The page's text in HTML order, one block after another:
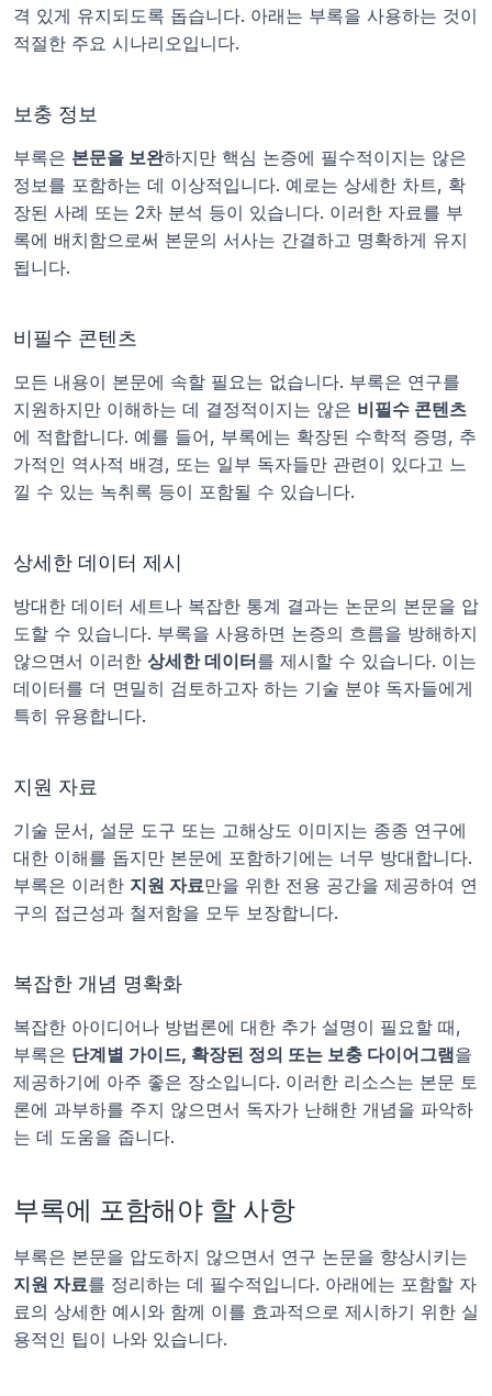
격 있게 유지되도록 돕습니다. 아래는 부록을 사용하는 것이
적절한 주요 시나리오입니다.
보충 정보
부록은 본문을 보완하지만 핵심 논증에 필수적이지는 않은
정보를 포함하는 데 이상적입니다. 예로는 상세한 차트, 확
장된 사례 또는 2차 분석 등이 있습니다. 이러한 자료를 부
록에 배치함으로써 본문의 서사는 간결하고 명확하게 유지
됩니다.
비필수 콘텐츠
모든 내용이 본문에 속할 필요는 없습니다. 부록은 연구를
지원하지만 이해하는 데 결정적이지는 않은 비필수 콘텐츠
에 적합합니다. 예를 들어, 부록에는 확장된 수학적 증명, 추
가적인 역사적 배경, 또는 일부 독자들만 관련이 있다고 느
낄 수 있는 녹취록 등이 포함될 수 있습니다.
상세한 데이터 제시
방대한 데이터 세트나 복잡한 통계 결과는 논문의 본문을 압
도할 수 있습니다. 부록을 사용하면 논증의 흐름을 방해하지
않으면서 이러한 상세한 데이터를 제시할 수 있습니다. 이는
데이터를 더 면밀히 검토하고자 하는 기술 분야 독자들에게
특히 유용합니다.
지원 자료
기술 문서, 설문 도구 또는 고해상도 이미지는 종종 연구에
대한 이해를 돕지만 본문에 포함하기에는 너무 방대합니다.
부록은 이러한 지원 자료만을 위한 전용 공간을 제공하여 연
구의 접근성과 철저함을 모두 보장합니다.
복잡한 개념 명확화
복잡한 아이디어나 방법론에 대한 추가 설명이 필요할 때,
부록은 단계별 가이드, 확장된 정의 또는 보충 다이어그램을
제공하기에 아주 좋은 장소입니다. 이러한 리소스는 본문 토
론에 과부하를 주지 않으면서 독자가 난해한 개념을 파악하
는 데 도움을 줍니다.
부록에 포함해야 할 사항
지원 자료를 정리하는 데 필수적입니다. 아래에는 포함할 자
료의 상세한 예시와 함께 이를 효과적으로 제시하기 위한 실
용적인 팁이 나와 있습니다.